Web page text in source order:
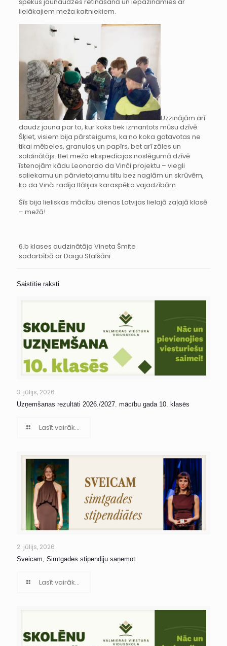
lielākajiem meža kaitniekiem.
Uzzinājām arī
daudz jauna par to, kur koks tiek izmantots mūsu dzīvē.
Šķiet, visiem bija pārsteigums, ka no koka gatavotas ne
tikai mēbeles, granulas un papīrs, bet arī zāles un
saldinātājs. Bet meža ekspedīcijas noslēgumā dzīvē
īstenojām kādu Leonardo da Vinči projektu – viegli
saliekamu un pārvietojamu tiltu bez naglām un skrūvēm,
ko da Vinči radīja Itālijas karaspēka vajadzībām .
Šīs bija lieliskas mācību dienas Latvijas lielajā zaļajā klasē
– mežā!
6.b klases audzinātāja Vineta Šmite
sadarbībā ar Daigu Stalšāni
Saistītie raksti
3. jūlijs, 2026
Uzņemšanas rezultāti 2026./2027. mācību gada 10. klasēs
Lasīt vairāk...
2. jūlijs, 2026
Sveicam, Simtgades stipendiju saņemot
Lasīt vairāk...